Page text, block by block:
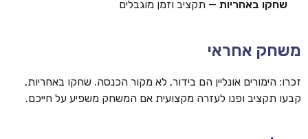
שחקו באחריות — תקציב וזמן מוגבלים
משחק אחראי
זכרו: הימורים אונליין הם בידור, לא מקור הכנסה. שחקו באחריות,
קבעו תקציב ופנו לעזרה מקצועית אם המשחק משפיע על חייכם.